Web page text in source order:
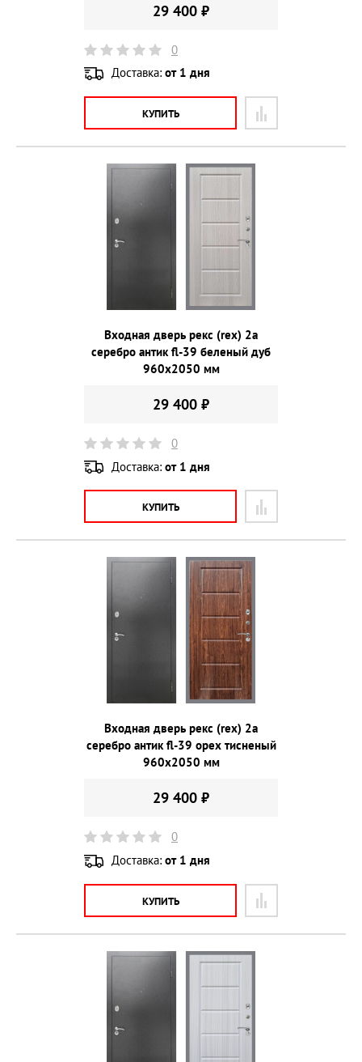
29 400 ₽
0
Доставка: от 1 дня
КУПИТЬ
Входная дверь рекс (rex) 2а
серебро антик fl-39 беленый дуб
960х2050 мм
29 400 ₽
0
Доставка: от 1 дня
КУПИТЬ
Входная дверь рекс (rex) 2а
серебро антик fl-39 орех тисненый
960х2050 мм
29 400 ₽
0
Доставка: от 1 дня
КУПИТЬ